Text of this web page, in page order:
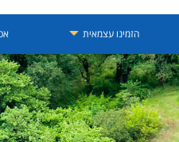
הזמינו עצמאית